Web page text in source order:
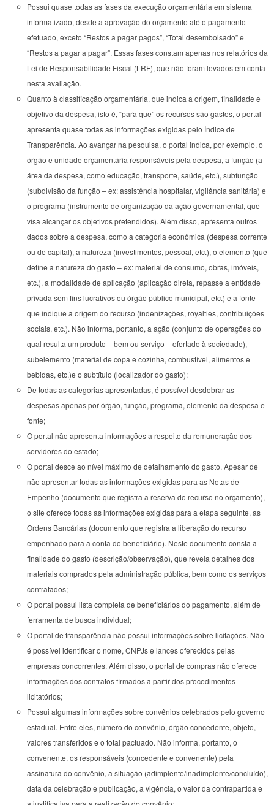
Possui quase todas as fases da execução orçamentária em sistema
informatizado, desde a aprovação do orçamento até o pagamento
efetuado, exceto “Restos a pagar pagos”, “Total desembolsado” e
“Restos a pagar a pagar”. Essas fases constam apenas nos relatórios da
Lei de Responsabilidade Fiscal (LRF), que não foram levados em conta
nesta avaliação.
Quanto à classificação orçamentária, que indica a origem, finalidade e
objetivo da despesa, isto é, “para que” os recursos são gastos, o portal
apresenta quase todas as informações exigidas pelo Índice de
Transparência. Ao avançar na pesquisa, o portal indica, por exemplo, o
órgão e unidade orçamentária responsáveis pela despesa, a função (a
área da despesa, como educação, transporte, saúde, etc.), subfunção
(subdivisão da função – ex: assistência hospitalar, vigilância sanitária) e
o programa (instrumento de organização da ação governamental, que
visa alcançar os objetivos pretendidos). Além disso, apresenta outros
dados sobre a despesa, como a categoria econômica (despesa corrente
ou de capital), a natureza (investimentos, pessoal, etc.), o elemento (que
define a natureza do gasto – ex: material de consumo, obras, imóveis,
etc.), a modalidade de aplicação (aplicação direta, repasse a entidade
privada sem fins lucrativos ou órgão público municipal, etc.) e a fonte
que indique a origem do recurso (indenizações, royalties, contribuições
sociais, etc.). Não informa, portanto, a ação (conjunto de operações do
qual resulta um produto – bem ou serviço – ofertado à sociedade),
subelemento (material de copa e cozinha, combustível, alimentos e
bebidas, etc.)e o subtítulo (localizador do gasto);
De todas as categorias apresentadas, é possível desdobrar as
despesas apenas por órgão, função, programa, elemento da despesa e
fonte;
O portal não apresenta informações a respeito da remuneração dos
servidores do estado;
O portal desce ao nível máximo de detalhamento do gasto. Apesar de
não apresentar todas as informações exigidas para as Notas de
Empenho (documento que registra a reserva do recurso no orçamento),
o site oferece todas as informações exigidas para a etapa seguinte, as
Ordens Bancárias (documento que registra a liberação do recurso
empenhado para a conta do beneficiário). Neste documento consta a
finalidade do gasto (descrição/observação), que revela detalhes dos
materiais comprados pela administração pública, bem como os serviços
contratados;
O portal possui lista completa de beneficiários do pagamento, além de
ferramenta de busca individual;
O portal de transparência não possui informações sobre licitações. Não
é possível identificar o nome, CNPJs e lances oferecidos pelas
empresas concorrentes. Além disso, o portal de compras não oferece
informações dos contratos firmados a partir dos procedimentos
licitatórios;
Possui algumas informações sobre convênios celebrados pelo governo
estadual. Entre eles, número do convênio, órgão concedente, objeto,
valores transferidos e o total pactuado. Não informa, portanto, o
convenente, os responsáveis (concedente e convenente) pela
assinatura do convênio, a situação (adimplente/inadimplente/concluído),
data da celebração e publicação, a vigência, o valor da contrapartida e